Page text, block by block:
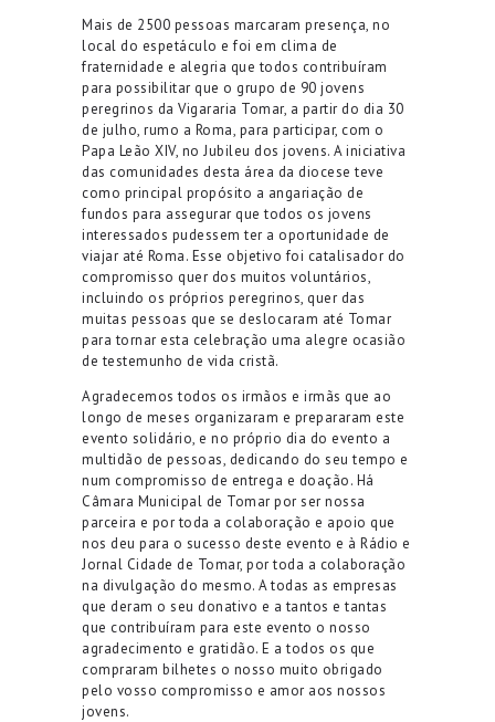
Mais de 2500 pessoas marcaram presença, no
local do espetáculo e foi em clima de
fraternidade e alegria que todos contribuíram
para possibilitar que o grupo de 90 jovens
peregrinos da Vigararia Tomar, a partir do dia 30
de julho, rumo a Roma, para participar, com o
Papa Leão XIV, no Jubileu dos jovens. A iniciativa
das comunidades desta área da diocese teve
como principal propósito a angariação de
fundos para assegurar que todos os jovens
interessados pudessem ter a oportunidade de
viajar até Roma. Esse objetivo foi catalisador do
compromisso quer dos muitos voluntários,
incluindo os próprios peregrinos, quer das
muitas pessoas que se deslocaram até Tomar
para tornar esta celebração uma alegre ocasião
de testemunho de vida cristã.
Agradecemos todos os irmãos e irmãs que ao
longo de meses organizaram e prepararam este
evento solidário, e no próprio dia do evento a
multidão de pessoas, dedicando do seu tempo e
num compromisso de entrega e doação. Há
Câmara Municipal de Tomar por ser nossa
parceira e por toda a colaboração e apoio que
nos deu para o sucesso deste evento e à Rádio e
Jornal Cidade de Tomar, por toda a colaboração
na divulgação do mesmo. A todas as empresas
que deram o seu donativo e a tantos e tantas
que contribuíram para este evento o nosso
agradecimento e gratidão. E a todos os que
compraram bilhetes o nosso muito obrigado
pelo vosso compromisso e amor aos nossos
jovens.